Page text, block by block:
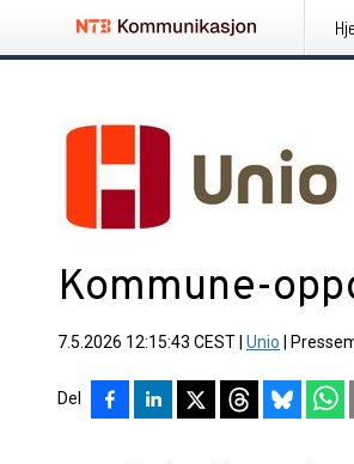
Kommune-
7.5.2026 12:15:43 CEST Unio
Del